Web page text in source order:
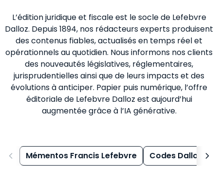
L’édition juridique et fiscale est le socle de Lefebvre
Dalloz. Depuis 1894, nos rédacteurs experts produisent
des contenus fiables, actualisés en temps réel et
opérationnels au quotidien. Nous informons nos clients
des nouveautés législatives, réglementaires,
jurisprudentielles ainsi que de leurs impacts et des
évolutions à anticiper. Papier puis numérique, l’offre
éditoriale de Lefebvre Dalloz est aujourd’hui
augmentée grâce à l’IA générative.
Mémentos Francis Lefebvre Codes Dalloz